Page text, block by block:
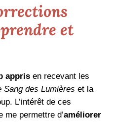
et
appris en recevant les
Sang des Lumières et la
L’intérêt de ces
permettre d’améliorer